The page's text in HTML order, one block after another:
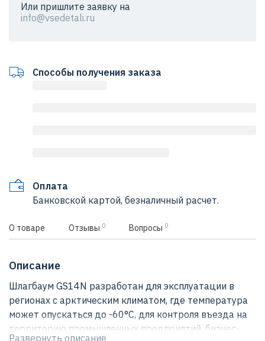
Или пришлите заявку на
info@vsedetali.ru
Способы получения заказа
Оплата
Банковской картой, безналичный расчет.
О товаре Отзывы 0 Вопросы 0
Описание
Шлагбаум GS14N разработан для эксплуатации в
регионах с арктическим климатом, где температура
может опускаться до -60°С, для контроля въезда на
территорию промышленных предприятий, бизнес-
Развернуть описание